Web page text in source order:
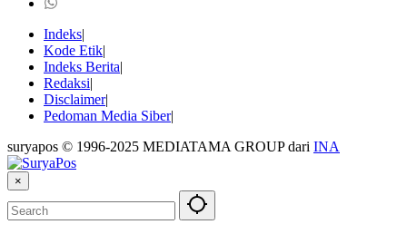
Indeks
Kode Etik
Indeks Berita
Redaksi
Disclaimer
Pedoman Media Siber
suryapos © 1996-2025 MEDIATAMA GROUP dari INA
×